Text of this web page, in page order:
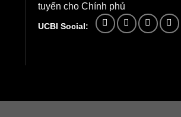
tuyến cho Chính phủ
UCBI Social: